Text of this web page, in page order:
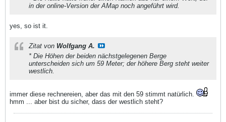
in der online-Version der AMap noch angeführt wird.
yes, so ist it.
Zitat von Wolfgang A.
* Die Höhen der beiden nächstgelegenen Berge
unterscheiden sich um 59 Meter; der höhere Berg steht weiter
westlich.
immer diese rechnereien, aber das mit den 59 stimmt natürlich.
hmm ... aber bist du sicher, dass der westlich steht?